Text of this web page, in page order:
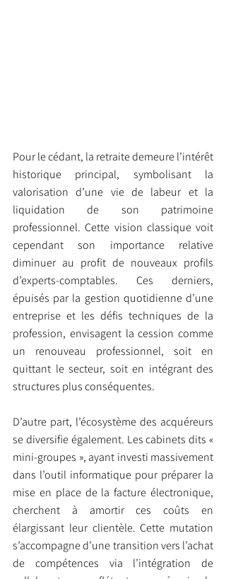
Pour le cédant, la retraite demeure l’intérêt
historique principal, symbolisant la
valorisation d’une vie de labeur et la
liquidation de son patrimoine
professionnel. Cette vision classique voit
cependant son importance relative
diminuer au profit de nouveaux profils
d’experts-comptables. Ces derniers,
épuisés par la gestion quotidienne d’une
entreprise et les défis techniques de la
profession, envisagent la cession comme
un renouveau professionnel, soit en
quittant le secteur, soit en intégrant des
structures plus conséquentes.
D’autre part, l’écosystème des acquéreurs
se diversifie également. Les cabinets dits «
mini-groupes », ayant investi massivement
dans l’outil informatique pour préparer la
mise en place de la facture électronique,
cherchent à amortir ces coûts en
élargissant leur clientèle. Cette mutation
s’accompagne d’une transition vers l’achat
de compétences via l’intégration de